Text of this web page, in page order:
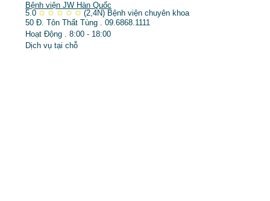
Bệnh viện JW Hàn Quốc
5.0 ✩ ✩ ✩ ✩ ✩ (2,4N) Bệnh viện chuyên khoa
50 Đ. Tôn Thất Tùng . 09.6868.1111
Hoạt Động . 8:00 - 18:00
Dịch vụ tại chỗ